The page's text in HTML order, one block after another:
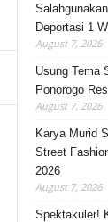
Deportasi 1
August 7, 2026
Usung Tema
Ponorogo
August 7, 2026
Karya Murid
Street
2026
August 7, 2026
Spektakuler!